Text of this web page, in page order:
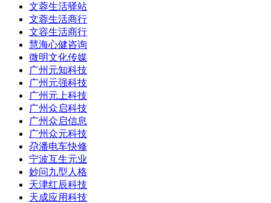
文蓉生活驿站
文蓉生活商行
文容生活商行
慧海心健咨询
微明文化传媒
广州元知科技
广州元强科技
广州元上科技
广州众启科技
广州众启信息
广州众元科技
尕潘电车快修
宁波互生元业
妙问九型人格
天津红辰科技
天成应用科技